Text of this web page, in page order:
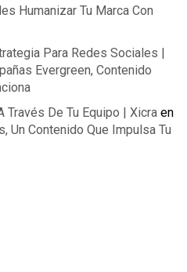
Humanizar Tu Marca Con
Para Redes Sociales |
Evergreen, Contenido
Través De Tu Equipo | Xicra en
Un Contenido Que Impulsa Tu